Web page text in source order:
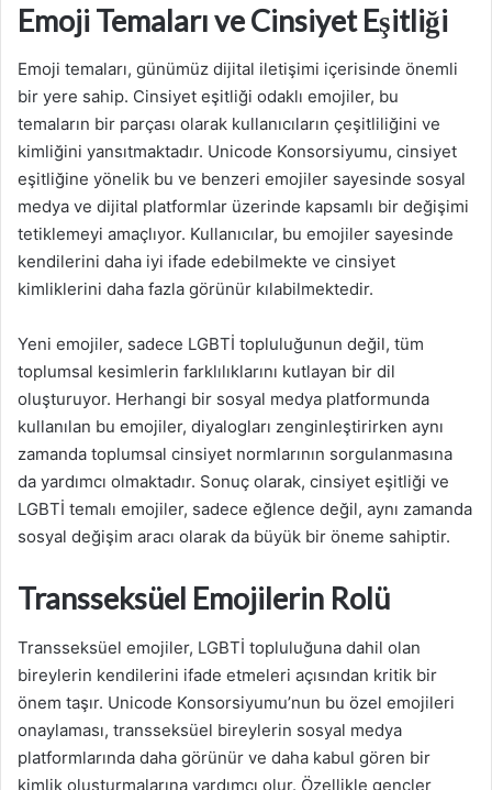
Emoji Temaları ve Cinsiyet Eşitliği
Emoji temaları, günümüz dijital iletişimi içerisinde önemli
bir yere sahip. Cinsiyet eşitliği odaklı emojiler, bu
temaların bir parçası olarak kullanıcıların çeşitliliğini ve
kimliğini yansıtmaktadır. Unicode Konsorsiyumu, cinsiyet
eşitliğine yönelik bu ve benzeri emojiler sayesinde sosyal
medya ve dijital platformlar üzerinde kapsamlı bir değişimi
tetiklemeyi amaçlıyor. Kullanıcılar, bu emojiler sayesinde
kendilerini daha iyi ifade edebilmekte ve cinsiyet
kimliklerini daha fazla görünür kılabilmektedir.
Yeni emojiler, sadece LGBTİ topluluğunun değil, tüm
toplumsal kesimlerin farklılıklarını kutlayan bir dil
oluşturuyor. Herhangi bir sosyal medya platformunda
kullanılan bu emojiler, diyalogları zenginleştirirken aynı
zamanda toplumsal cinsiyet normlarının sorgulanmasına
da yardımcı olmaktadır. Sonuç olarak, cinsiyet eşitliği ve
LGBTİ temalı emojiler, sadece eğlence değil, aynı zamanda
sosyal değişim aracı olarak da büyük bir öneme sahiptir.
Transseksüel Emojilerin Rolü
Transseksüel emojiler, LGBTİ topluluğuna dahil olan
bireylerin kendilerini ifade etmeleri açısından kritik bir
önem taşır. Unicode Konsorsiyumu’nun bu özel emojileri
onaylaması, transseksüel bireylerin sosyal medya
platformlarında daha görünür ve daha kabul gören bir
kimlik oluşturmalarına yardımcı olur. Özellikle gençler